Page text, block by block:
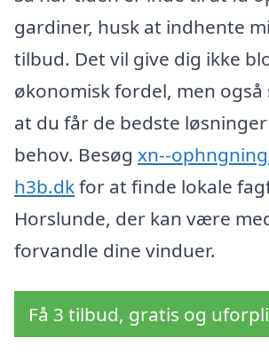
gardiner, husk at indhente
tilbud. Det vil give dig ikke
økonomisk fordel, men også
at du får de bedste
behov. Besøg xn--
h3b.dkfor at finde lokale
Horslunde, der kan være
forvandle dine vinduer.
Få 3 tilbud, gratis og